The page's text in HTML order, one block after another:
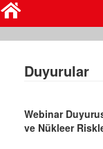
Duyurular
Webinar
ve Nükleer